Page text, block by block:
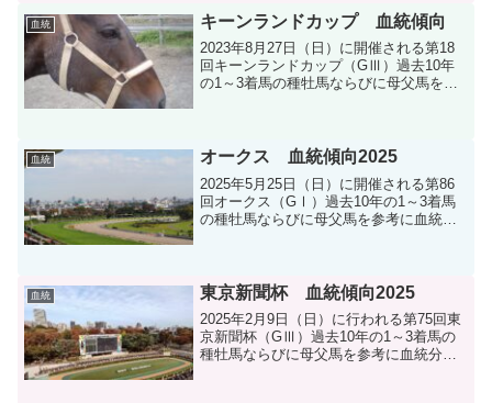
血統 キーンランドカップ 血統傾向
2023年8月27日（日）に開催される第18
回キーンランドカップ（GⅢ）過去10年
の1～3着馬の種牡馬ならびに母父馬を参
血統 オークス 血統傾向2025
2025年5月25日（日）に開催される第86
回オークス（GⅠ）過去10年の1～3着馬
の種牡馬ならびに母父馬を参考に血統分
血統 東京新聞杯 血統傾向2025
2025年2月9日（日）に行われる第75回東
京新聞杯（GⅢ）過去10年の1～3着馬の
種牡馬ならびに母父馬を参考に血統分析